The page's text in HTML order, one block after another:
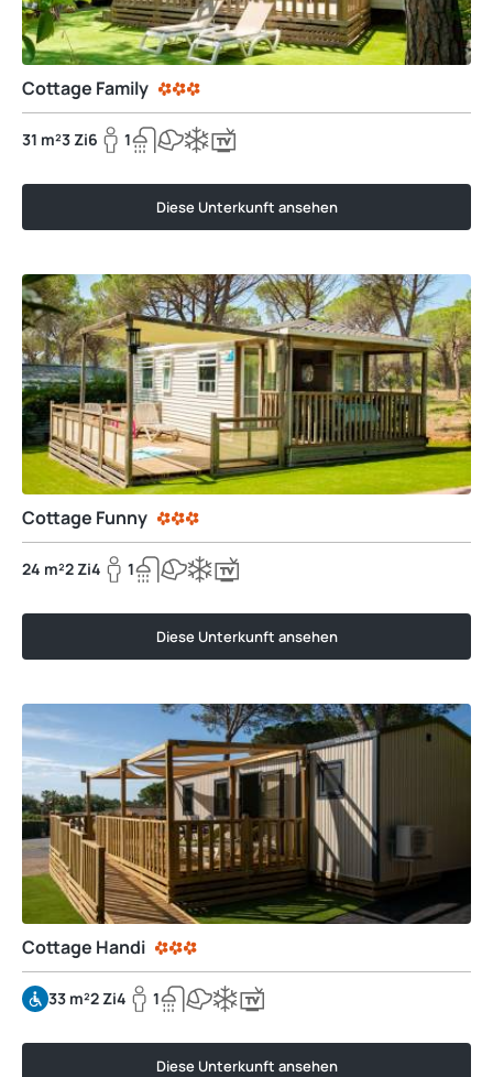
Cottage Family
31 m²3 Zi6 1
Diese Unterkunft ansehen
Cottage Funny
24 m²2 Zi4 1
Diese Unterkunft ansehen
Cottage Handi
33 m²2 Zi4 1
Diese Unterkunft ansehen